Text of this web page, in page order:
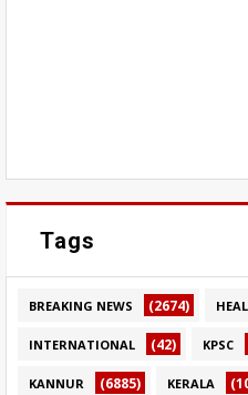
Tags
BREAKING NEWS (2674)
INTERNATIONAL (42) KPSC
KANNUR (6885) KERALA